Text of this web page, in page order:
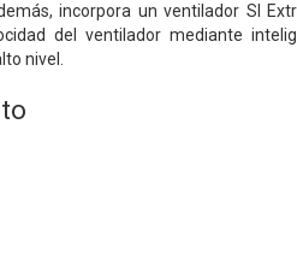
incorpora un ventilador SI
del ventilador mediante
nivel.